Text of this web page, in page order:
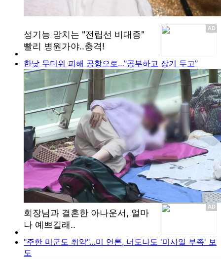
한낮 무더위 피해 공항으로…"공부하고 장기 두고"
"주한 미군도 취약"…미 언론, 너도나도 '미사일 부족' 보
도